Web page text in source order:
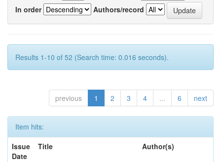
In order
Authors/record
Results 1-10 of 52 (Search time: 0.016 seconds).
previous 1 2 3 4 ... 6 next
Item hits:
Issue
Date
Title Author(s)